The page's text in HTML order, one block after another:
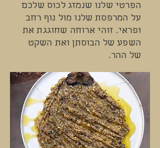
הפרטי שלנו שנמזג לכוס שלכם
על המרפסת שלנו מול נוף רחב
ופראי. זוהי ארוחה שחוגגת את
השפע של הבוסתן ואת השקט
של ההר.